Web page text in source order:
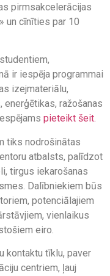
pirmsakcelerācijas
un cīnīties par 10
ir iespēja programmai
izejmateriālu,
ražošanas
pieteikt šeit.
tiks nodrošinātas
atbalsts, palīdzot
tirgus iekarošanas
Dalībniekiem būs
potenciālajiem
vienlaikus
eiro.
kontaktu tīklu, paver
centriem, ļauj